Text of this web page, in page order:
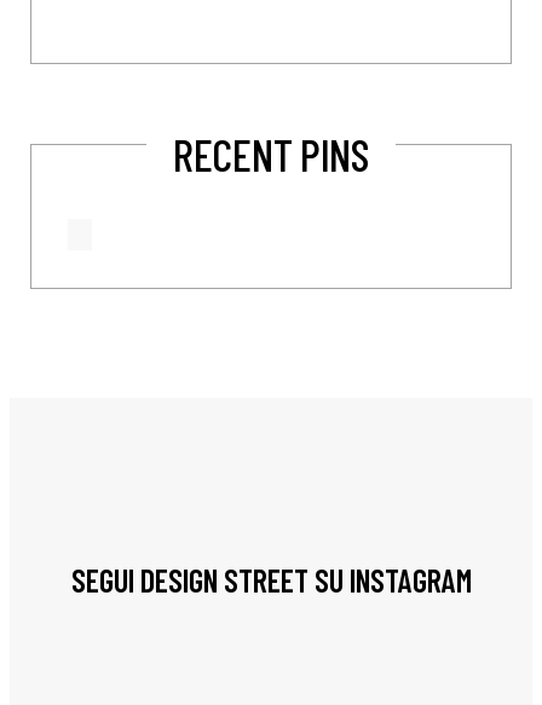
RECENT PINS
SEGUI DESIGN STREET SU INSTAGRAM